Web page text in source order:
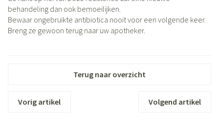
behandeling dan ook bemoeilijken.
Bewaar ongebruikte antibiotica nooit voor een volgende keer.
Breng ze gewoon terug naar uw apotheker.
Terug naar overzicht
Vorig artikel Volgend artikel